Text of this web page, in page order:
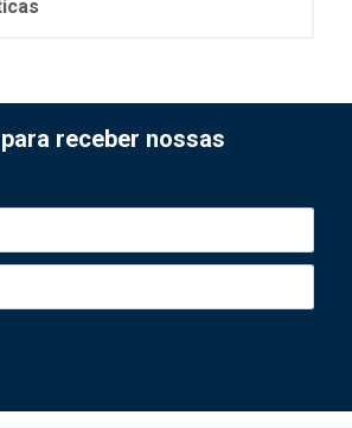
receber nossas